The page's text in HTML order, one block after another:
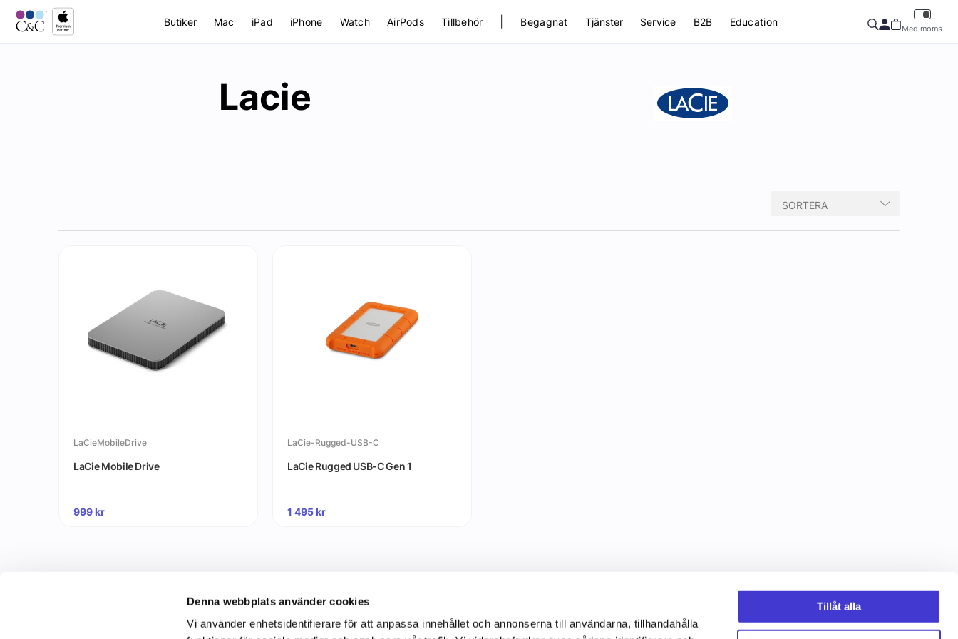
Denna webbplats använder cookies
Vi använder enhetsidentifierare för att anpassa innehållet och annonserna till användarna, tillhandahålla
Tillåt alla
Butiker Mac iPad iPhone Watch AirPods Tillbehör Begagnat Tjänster Service B2B Education
Med moms
Lacie
SORTERA
LaCieMobileDrive
LaCie Mobile Drive
999kr
LaCie-Rugged-USB-C
LaCie Rugged USB-C Gen 1
1 495kr
C&C Information